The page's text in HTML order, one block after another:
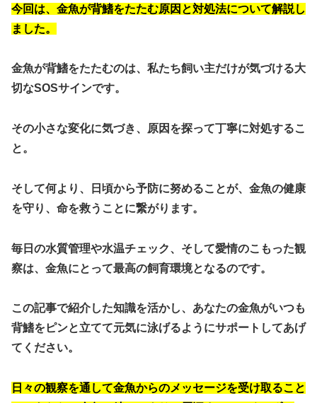
今回は、金魚が背鰭をたたむ原因と対処法について解説し
ました。
金魚が背鰭をたたむのは、私たち飼い主だけが気づける大
切なSOSサインです。
その小さな変化に気づき、原因を探って丁寧に対処するこ
と。
そして何より、日頃から予防に努めることが、金魚の健康
を守り、命を救うことに繋がります。
毎日の水質管理や水温チェック、そして愛情のこもった観
察は、金魚にとって最高の飼育環境となるのです。
この記事で紹介した知識を活かし、あなたの金魚がいつも
背鰭をピンと立てて元気に泳げるようにサポートしてあげ
てください。
日々の観察を通して金魚からのメッセージを受け取ること